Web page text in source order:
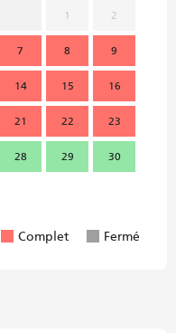
1 2
7 8 9
14 15 16
21 22 23
28 29 30
Complet Fermé